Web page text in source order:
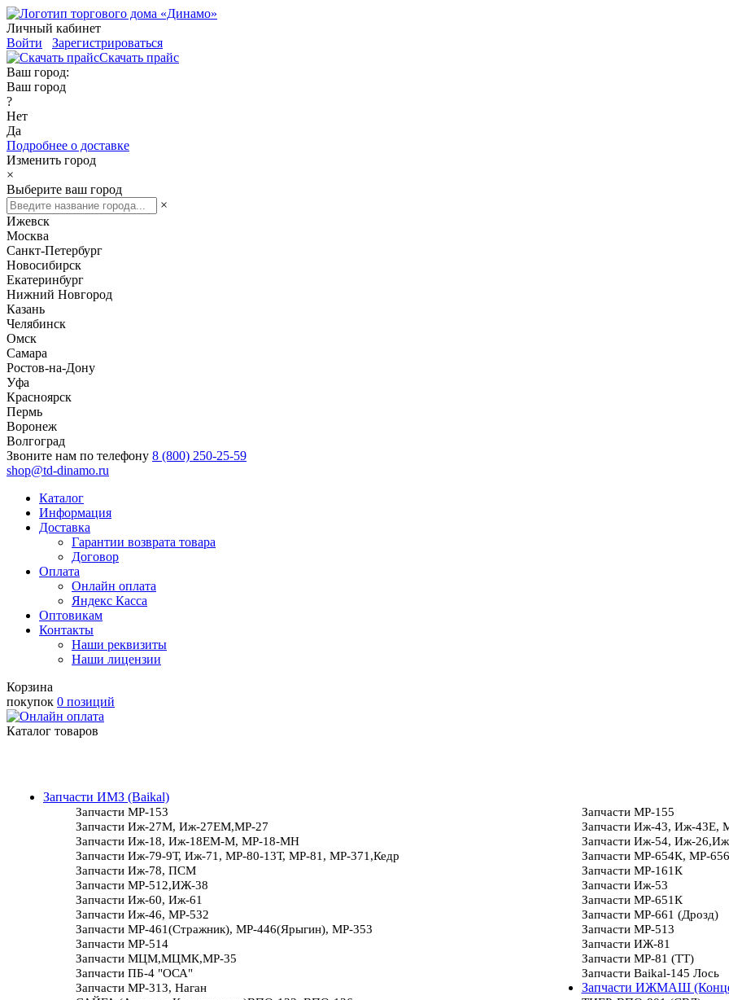
Личный кабинет
Войти
Зарегистрироваться
Скачать прайс
Ваш город:
Ваш город
?
Нет
Да
Подробнее о доставке
Изменить город
×
Выберите ваш город
×
Ижевск
Москва
Санкт-Петербург
Новосибирск
Екатеринбург
Нижний Новгород
Казань
Челябинск
Омск
Самара
Ростов-на-Дону
Уфа
Красноярск
Пермь
Воронеж
Волгоград
Звоните нам по телефону 8 (800) 250-25-59
shop@td-dinamo.ru
Каталог
Информация
Доставка
Гарантии возврата товара
Договор
Оплата
Онлайн оплата
Яндекс Касса
Оптовикам
Контакты
Наши реквизиты
Наши лицензии
Корзина
покупок 0 позиций
Каталог товаров
Запчасти ИМЗ (Baikal)
Запчасти МР-153
Запчасти МР-155
Запчасти Иж-27М, Иж-27ЕМ,МР-27
Запчасти Иж-43, Иж-43Е,
Запчасти Иж-18, Иж-18ЕМ-М, МР-18-МН
Запчасти Иж-54, Иж-
Запчасти Иж-79-9Т, Иж-71, МР-80-13Т, МР-81, МР-371,Кедр
Запчасти МР-654К, МР-
Запчасти Иж-78, ПСМ
Запчасти МР-161К
Запчасти МР-512,ИЖ-38
Запчасти Иж-53
Запчасти Иж-60, Иж-61
Запчасти МР-651К
Запчасти Иж-46, МР-532
Запчасти МР-661 (Дрозд)
Запчасти МР-461(Стражник), МР-446(Ярыгин), МР-353
Запчасти МР-513
Запчасти МР-514
Запчасти ИЖ-81
Запчасти МЦМ,МЦМК,МР-35
Запчасти МР-81 (ТТ)
Запчасти ПБ-4 "ОСА"
Запчасти Baikal-145 Лось
Запчасти МР-313, Наган
Запчасти ИЖМАШ